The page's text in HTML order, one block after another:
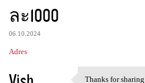
ละ1000
06.10.2024
Adres
Thanks for